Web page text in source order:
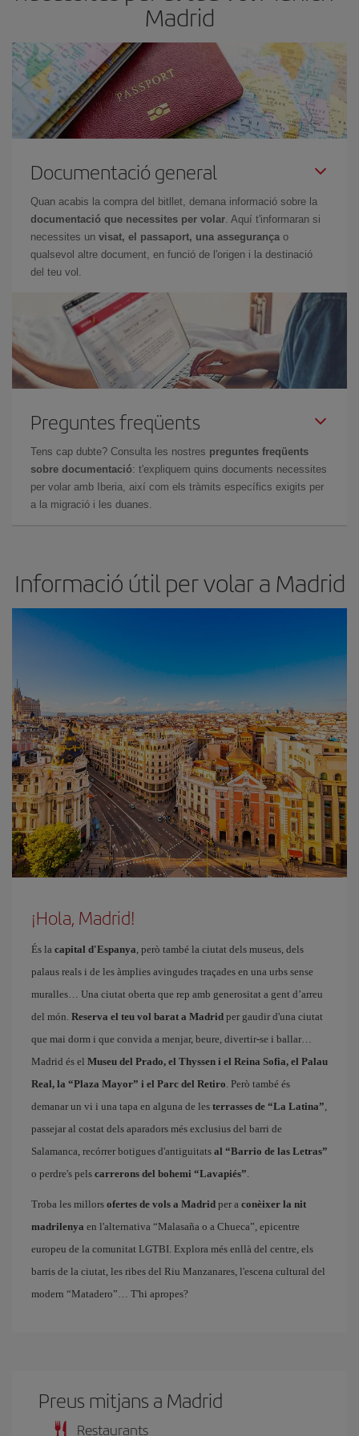
Madrid
Documentació general
Quan acabis la compra del bitllet, demana informació sobre la
documentació que necessites per volar. Aquí t'informaran si
necessites un visat, el passaport, una assegurança o
qualsevol altre document, en funció de l'origen i la destinació
del teu vol.
Preguntes freqüents
Tens cap dubte? Consulta les nostres preguntes freqüents
sobre documentació: t'expliquem quins documents necessites
per volar amb Iberia, així com els tràmits específics exigits per
a la migració i les duanes.
Informació útil per volar a Madrid
¡Hola, Madrid!
És la capital d'Espanya, però també la ciutat dels museus, dels
palaus reals i de les àmplies avingudes traçades en una urbs sense
muralles… Una ciutat oberta que rep amb generositat a gent d’arreu
del món. Reserva el teu vol barat a Madrid per gaudir d'una ciutat
que mai dorm i que convida a menjar, beure, divertir-se i ballar
Madrid és el Museu del Prado, el Thyssen i el Reina Sofia, el Palau
Real, la “Plaza Mayor” i el Parc del Retiro. Però també és
demanar un vi i una tapa en alguna de les terrasses de “La Latina”,
passejar al costat dels aparadors més exclusius del barri de
Salamanca, recórrer botigues d'antiguitats al “Barrio de las Letras”
o perdre's pels carrerons del bohemi “Lavapiés”.
Troba les millors ofertes de vols a Madrid per a conèixer la nit
madrilenya en l'alternativa “Malasaña o a Chueca”, epicentre
europeu de la comunitat LGTBI. Explora més enllà del centre, els
barris de la ciutat, les ribes del Riu Manzanares, l'escena cultural del
modern “Matadero”… T'hi apropes?
Preus mitjans a Madrid
Restaurants